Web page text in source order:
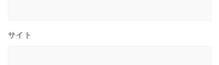
サイト